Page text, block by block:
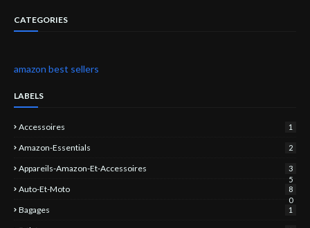
CATEGORIES
amazon best sellers
LABELS
Accessoires 1
Amazon-Essentials 2
Appareils-Amazon-Et-Accessoires
3
5
Auto-Et-Moto
8
0
Bagages 1